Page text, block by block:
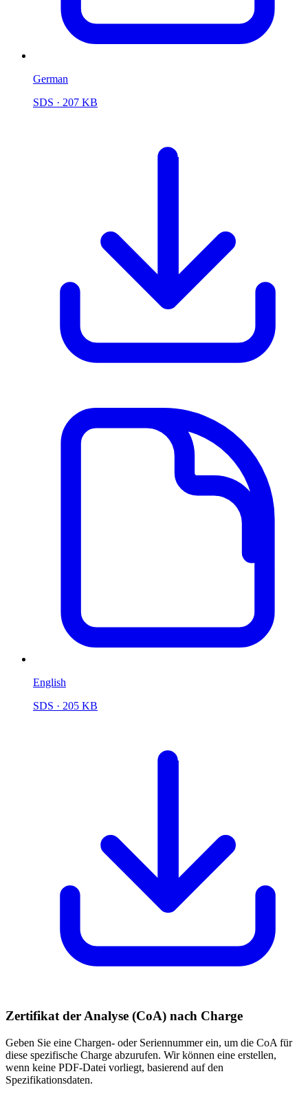
German
SDS · 207 KB
English
SDS · 205 KB
Zertifikat der Analyse (CoA) nach Charge
Geben Sie eine Chargen- oder Seriennummer ein, um die CoA für
diese spezifische Charge abzurufen. Wir können eine erstellen,
wenn keine PDF-Datei vorliegt, basierend auf den
Spezifikationsdaten.